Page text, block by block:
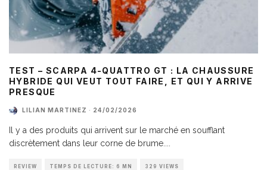
TEST – SCARPA 4-QUATTRO GT : LA CHAUSSURE
HYBRIDE QUI VEUT TOUT FAIRE, ET QUI Y ARRIVE
PRESQUE
LILIAN MARTINEZ · 24/02/2026
Il y a des produits qui arrivent sur le marché en soufflant
discrètement dans leur corne de brume.
REVIEW TEMPS DE LECTURE: 6 MN 329 VIEWS